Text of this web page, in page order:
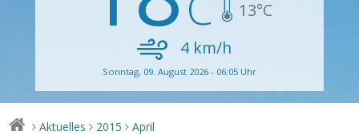
13°C
4 km/h
Sonntag, 09. August 2026 - 06:05 Uhr
> Aktuelles > 2015 > April